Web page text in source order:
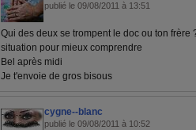
publié le 09/08/2011 à 13:51
Qui des deux se trompent le doc ou ton
situation pour mieux comprendre
Bel après midi
Je t'envoie de gros bisous
cygne--blanc
publié le 09/08/2011 à 10:52